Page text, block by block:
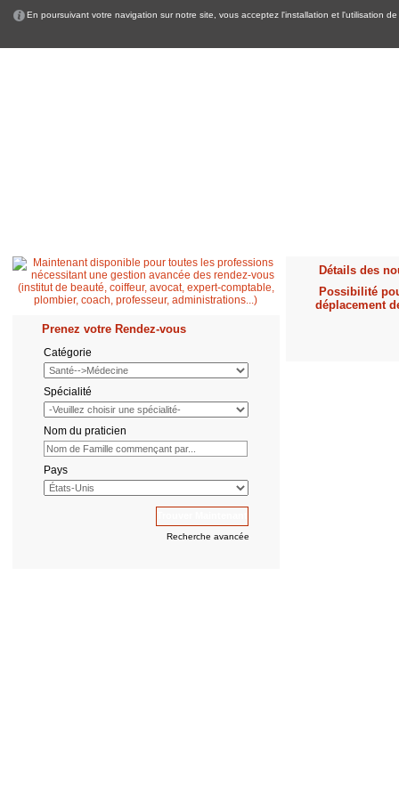
En poursuivant votre navigation sur notre site, vous acceptez l'installation et l'utilisation
Prenez votre Rendez-vous
Catégorie
Spécialité
Nom du praticien
Pays
Recherche avancée
Détails des
Possibilité
déplacement